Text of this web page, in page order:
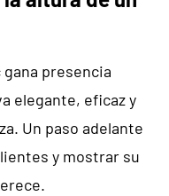
presencia
elegante, eficaz y
Un paso adelante
y mostrar su